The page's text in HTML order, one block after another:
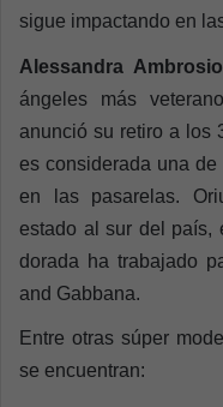
sigue impactando en
Alessandra
ángeles más
anunció su retiro a los
es considerada una
en las pasarelas.
estado al sur del país,
dorada ha trabajado
and Gabbana.
Entre otras súper
se encuentran: